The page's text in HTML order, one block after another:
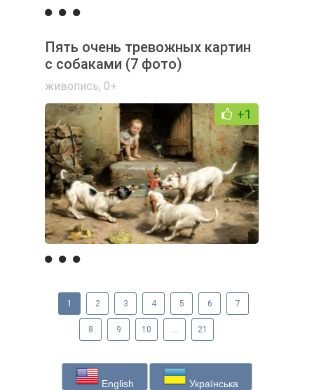
Пять очень тревожных картин
с собаками (7 фото)
живопись, 0+
+1
1 2 3 4 5 6 7
8 9 10 ... 21
English Українська